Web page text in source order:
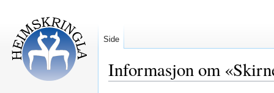
Informasjon om
Side